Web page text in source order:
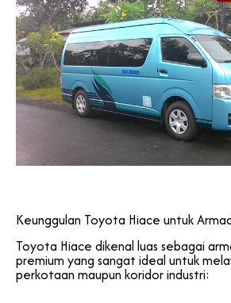
Keunggulan Toyota Hiace untuk
Toyota Hiace dikenal luas sebagai
premium yang sangat ideal untuk
perkotaan maupun koridor industri: